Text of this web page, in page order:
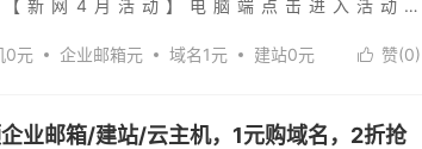
新网4月活动】电脑端点击进入活动：
 赞(0)
0元 企业邮箱元 域名1元
建站0元
业邮箱/建站/云主机，1元购域名，2折抢